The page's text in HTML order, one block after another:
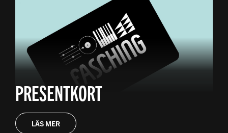
PRESENTKORT
LÄS MER